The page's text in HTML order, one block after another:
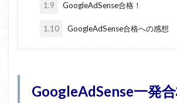
1.9 GoogleAdSense合格！
1.10 GoogleAdSense合格への感想
GoogleAdSense一発